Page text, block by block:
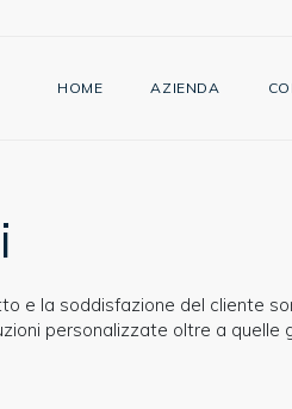
HOME AZIENDA
e la soddisfazione del cliente
personalizzate oltre a quelle